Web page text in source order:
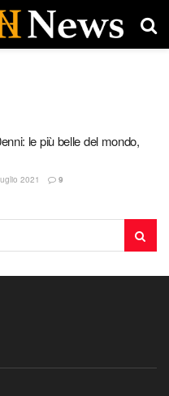
le più belle del mondo,
2021 9